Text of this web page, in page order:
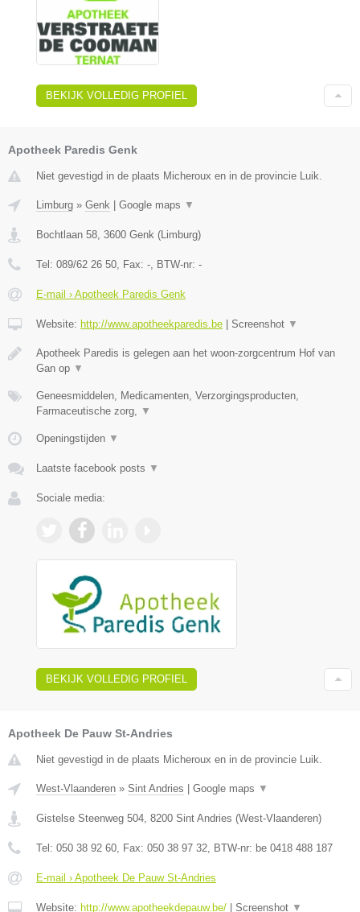
BEKIJK VOLLEDIG PROFIEL
Apotheek Paredis Genk
Niet gevestigd in de plaats Micheroux en in de provincie Luik.
Limburg » Genk Google maps ▼
Bochtlaan 58, 3600 Genk (Limburg)
Tel: 089/62 26 50, Fax: -, BTW-nr: -
E-mail › Apotheek Paredis Genk
Website: http://www.apotheekparedis.be Screenshot ▼
Apotheek Paredis is gelegen aan het woon-zorgcentrum Hof van
Gan op ▼
Geneesmiddelen, Medicamenten, Verzorgingsproducten,
Farmaceutische zorg, ▼
Openingstijden ▼
Laatste facebook posts ▼
Sociale media:
BEKIJK VOLLEDIG PROFIEL
Apotheek De Pauw St-Andries
Niet gevestigd in de plaats Micheroux en in de provincie Luik.
West-Vlaanderen » Sint Andries Google maps ▼
Gistelse Steenweg 504, 8200 Sint Andries (West-Vlaanderen)
Tel: 050 38 92 60, Fax: 050 38 97 32, BTW-nr: be 0418 488 187
E-mail › Apotheek De Pauw St-Andries
Website: http://www.apotheekdepauw.be/ Screenshot ▼